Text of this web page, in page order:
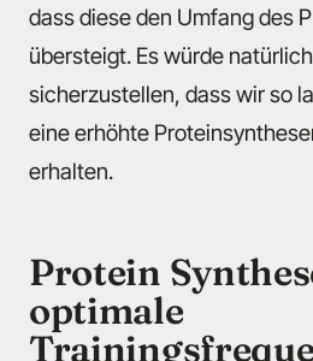
dass diese den Umfang des
übersteigt. Es würde
sicherzustellen, dass wir so
eine erhöhte
erhalten.
Protein
optimale